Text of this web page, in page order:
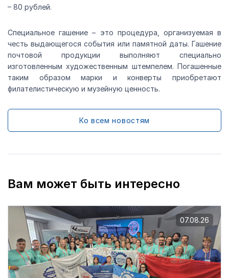
– 80 рублей.
Специальное гашение – это процедура, организуемая в
честь выдающегося события или памятной даты. Гашение
почтовой продукции выполняют специально
изготовленным художественным штемпелем. Погашенные
таким образом марки и конверты приобретают
филателистическую и музейную ценность.
Ко всем новостям
Вам может быть интересно
07.08.26